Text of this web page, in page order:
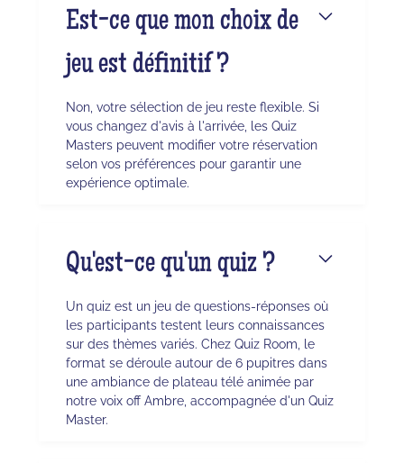
Est-ce que mon choix de
jeu est définitif ?
Non, votre sélection de jeu reste flexible. Si
vous changez d'avis à l'arrivée, les Quiz
Masters peuvent modifier votre réservation
selon vos préférences pour garantir une
expérience optimale.
Qu'est-ce qu'un quiz ?
Un quiz est un jeu de questions-réponses où
les participants testent leurs connaissances
sur des thèmes variés. Chez Quiz Room, le
format se déroule autour de 6 pupitres dans
une ambiance de plateau télé animée par
notre voix off Ambre, accompagnée d'un Quiz
Master.